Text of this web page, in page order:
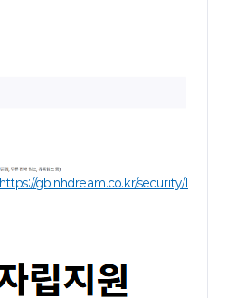
https://gb.nhdream.co.kr/security/l